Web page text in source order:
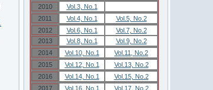
2010
Vol.3, No.1
2011
Vol.4, No.1
Vol.5, No.2
2012
Vol.6, No.1
Vol.7, No.2
2013
Vol.8, No.1
Vol.9, No.2
2014
Vol.10, No.1
Vol.11, No.2
2015
Vol.12, No.1
Vol.13, No.2
2016
Vol.14, No.1
Vol.15, No.2
2017
Vol.16, No.1
Vol.17, No.2